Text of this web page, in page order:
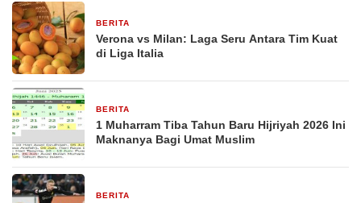
BERITA
Verona vs Milan: Laga Seru Antara Tim Kuat
di Liga Italia
BERITA
1 Muharram Tiba Tahun Baru Hijriyah 2026 Ini
Maknanya Bagi Umat Muslim
BERITA